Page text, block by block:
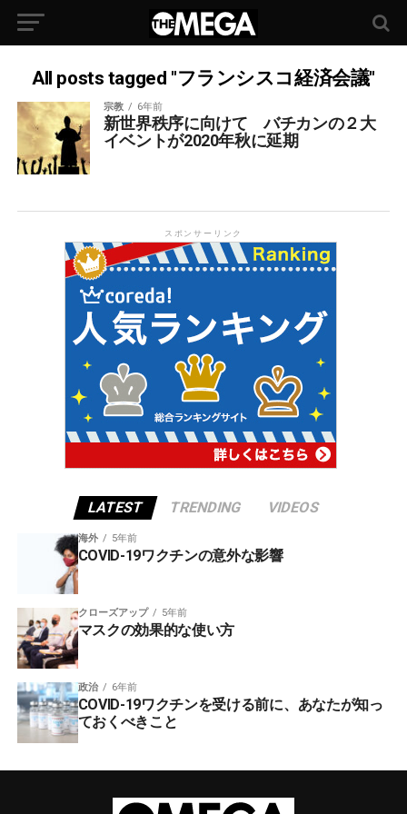
All posts tagged "フランシスコ経済会議"
宗教 6年前
新世界秩序に向けて バチカンの２大
イベントが2020年秋に延期
スポンサーリンク
LATEST TRENDING VIDEOS
海外 5年前
COVID-19ワクチンの意外な影響
クローズアップ 5年前
マスクの効果的な使い方
政治 6年前
COVID-19ワクチンを受ける前に、あなたが知っ
ておくべきこと